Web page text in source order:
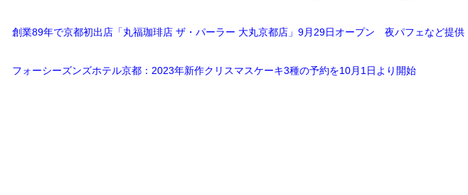
創業89年で京都初出店「丸福珈琲店 ザ・パーラー ⼤丸京都店」9月29日オープン 夜パフェなど提供
フォーシーズンズホテル京都：2023年新作クリスマスケーキ3種の予約を10月1日より開始